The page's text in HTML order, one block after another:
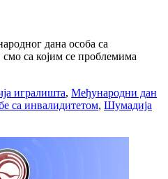
дана особа са
са којим се проблемима
игралишта, Међународни дан
са инвалидитетом, Шумадија